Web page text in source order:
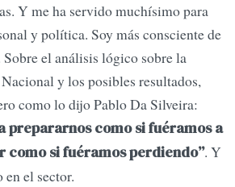
Y me ha servido muchísimo para
y política. Soy más consciente de
el análisis lógico sobre la
y los posibles resultados,
como lo dijo Pablo Da Silveira:
prepararnos como si fuéramos a
como si fuéramos perdiendo”. Y
en el sector.